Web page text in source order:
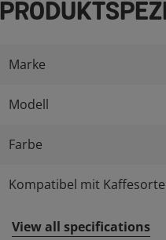
Marke
Modell
Farbe
Kompatibel mit Kaffesorte
View all specifications